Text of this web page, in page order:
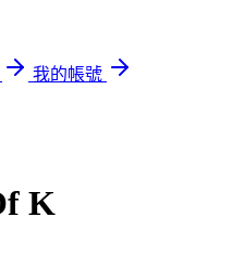
我的帳號
K